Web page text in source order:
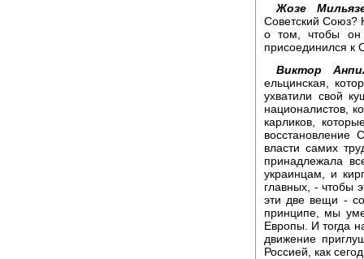
Жозе
Советский Союз?
о том, чтобы он
присоединился к
Виктор
ельцинская,
ухватили свой
националистов,
карликов,
восстановление
власти самих
принадлежала
украинцам, и
главных, - чтобы
эти две вещи -
принципе, мы
Европы. И тогда
движение
Россией, как